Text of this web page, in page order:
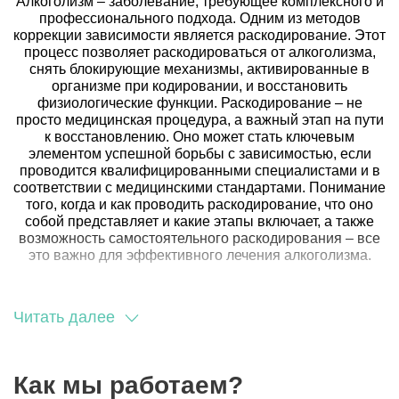
профессионального подхода. Одним из методов
коррекции зависимости является раскодирование. Этот
процесс позволяет раскодироваться от алкоголизма,
снять блокирующие механизмы, активированные в
организме при кодировании, и восстановить
физиологические функции. Раскодирование – не
просто медицинская процедура, а важный этап на пути
к восстановлению. Оно может стать ключевым
элементом успешной борьбы с зависимостью, если
проводится квалифицированными специалистами и в
соответствии с медицинскими стандартами. Понимание
того, когда и как проводить раскодирование, что оно
собой представляет и какие этапы включает, а также
возможность самостоятельного раскодирования – все
это важно для эффективного лечения алкоголизма.
от алкоголизма
критерием является окончание срока действия
Читать далее
Как мы работаем?